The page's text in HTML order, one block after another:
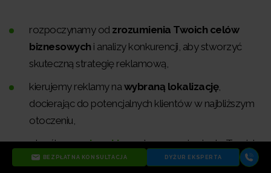
rozpoczynamy od zrozumienia Twoich celów
biznesowych i analizy konkurencji, aby stworzyć
skuteczną strategię reklamową,
kierujemy reklamy na wybraną lokalizację,
docierając do potencjalnych klientów w najbliższym
otoczeniu,
określamycele reklam, dopasowując je do Twoich
konkretnych celów biznesowych,
BEZPŁATNA KONSULTACJA DYŻUR EKSPERTA